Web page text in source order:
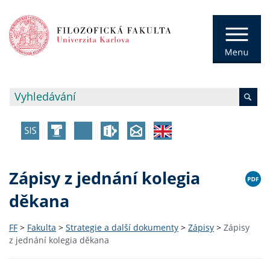
Zápisy z jednání kolegia
děkana
FF > Fakulta > Strategie a další dokumenty > Zápisy > Zápisy
z jednání kolegia děkana